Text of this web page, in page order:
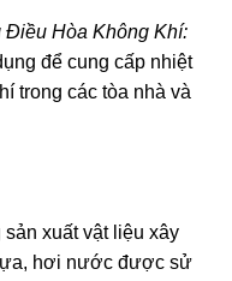
Điều Hòa Không Khí:
để cung cấp nhiệt
trong các tòa nhà và
xuất vật liệu xây
hơi nước được sử